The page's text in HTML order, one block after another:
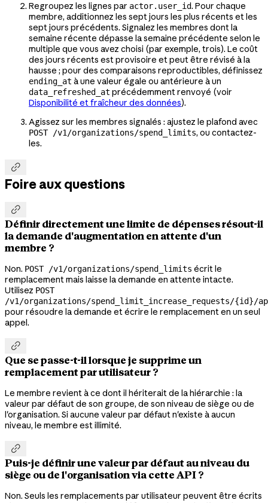
Regroupez les lignes par actor.user_id. Pour chaque
membre, additionnez les sept jours les plus récents et les
sept jours précédents. Signalez les membres dont la
semaine récente dépasse la semaine précédente selon le
multiple que vous avez choisi (par exemple, trois). Le coût
des jours récents est provisoire et peut être révisé à la
hausse ; pour des comparaisons reproductibles, définissez
ending_at à une valeur égale ou antérieure à un
data_refreshed_at précédemment renvoyé (voir
Disponibilité et fraîcheur des données).
Agissez sur les membres signalés : ajustez le plafond avec
POST /v1/organizations/spend_limits, ou contactez-
les.

Foire aux questions

Définir directement une limite de dépenses résout-il
la demande d'augmentation en attente d'un
membre ?
Non. POST /v1/organizations/spend_limits écrit le
remplacement mais laisse la demande en attente intacte.
Utilisez POST
/v1/organizations/spend_limit_increase_requests/{id}/
pour résoudre la demande et écrire le remplacement en un seul
appel.

Que se passe-t-il lorsque je supprime un
remplacement par utilisateur ?
Le membre revient à ce dont il hériterait de la hiérarchie : la
valeur par défaut de son groupe, de son niveau de siège ou de
l'organisation. Si aucune valeur par défaut n'existe à aucun
niveau, le membre est illimité.

Puis-je définir une valeur par défaut au niveau du
siège ou de l'organisation via cette API ?
Non. Seuls les remplacements par utilisateur peuvent être écrits